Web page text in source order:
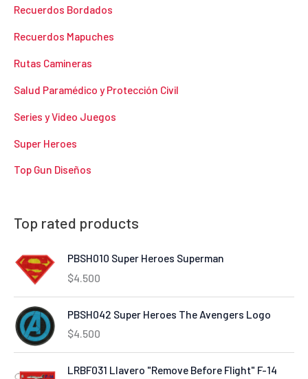
Recuerdos Bordados
Recuerdos Mapuches
Rutas Camineras
Salud Paramédico y Protección Civil
Series y Video Juegos
Super Heroes
Top Gun Diseños
Top rated products
PBSH010 Super Heroes Superman
$4.500
PBSH042 Super Heroes The Avengers Logo
$4.500
LRBF031 Llavero "Remove Before Flight" F-14